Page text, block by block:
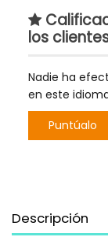
los
Nadie ha
en este
Puntúalo
Descripción